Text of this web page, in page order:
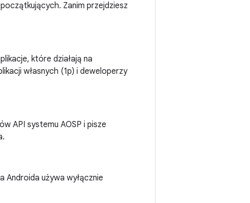
Zanim przejdziesz
które działają na
własnych (1p) i deweloperzy
API systemu AOSP i pisze
Androida używa wyłącznie